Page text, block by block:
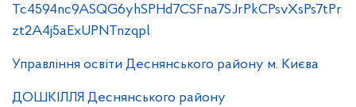
Tc4594nc9ASQG6yhSPHd7CSFna7SJrPkCPsvXsPs7tPr
zt2A4j5aExUPNTnzqpl
Управління освіти Деснянського району м. Києва
ДОШКІЛЛЯ Деснянського району